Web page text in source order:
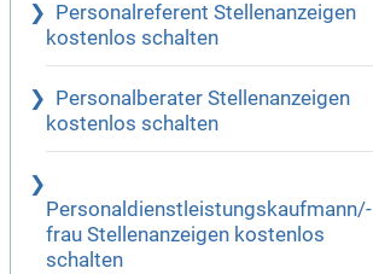
Personalreferent Stellenanzeigen
kostenlos schalten
Personalberater Stellenanzeigen
kostenlos schalten
Personaldienstleistungskaufmann/-
frau Stellenanzeigen kostenlos
schalten